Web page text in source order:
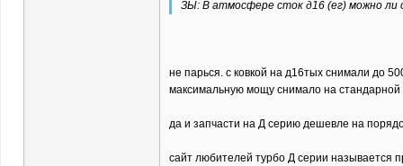
ЗЫ: В атмосфере сток д16 (ег) можно ли
не парься. с ковкой на д16тых снимали до
максимальную мощу снимало на стандарной
да и запчасти на Д серию дешевле на
сайт любителей турбо Д серии называется